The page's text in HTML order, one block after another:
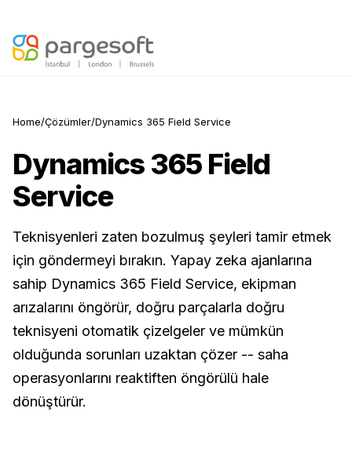
Home/Çözümler/Dynamics 365 Field Service
Dynamics 365 Field
Service
Teknisyenleri zaten bozulmuş şeyleri tamir etmek
için göndermeyi bırakın. Yapay zeka ajanlarına
sahip Dynamics 365 Field Service, ekipman
arızalarını öngörür, doğru parçalarla doğru
teknisyeni otomatik çizelgeler ve mümkün
olduğunda sorunları uzaktan çözer -- saha
operasyonlarını reaktiften öngörülü hale
dönüştürür.